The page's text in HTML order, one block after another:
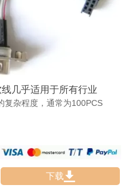
几乎适用于所有行业
复杂程度，通常为100PCS
下载